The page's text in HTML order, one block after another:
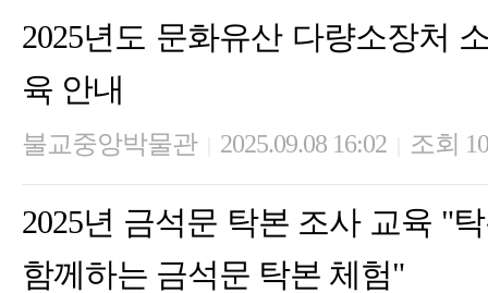
2025년도 문화유산 다량소장처
육 안내
불교중앙박물관 2025.09.08 16:02 조회
2025년 금석문 탁본 조사 교육 "
함께하는 금석문 탁본 체험"